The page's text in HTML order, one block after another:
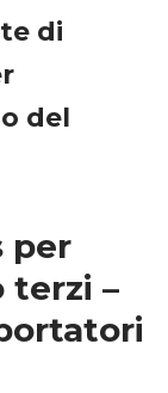
di
del
per
terzi –